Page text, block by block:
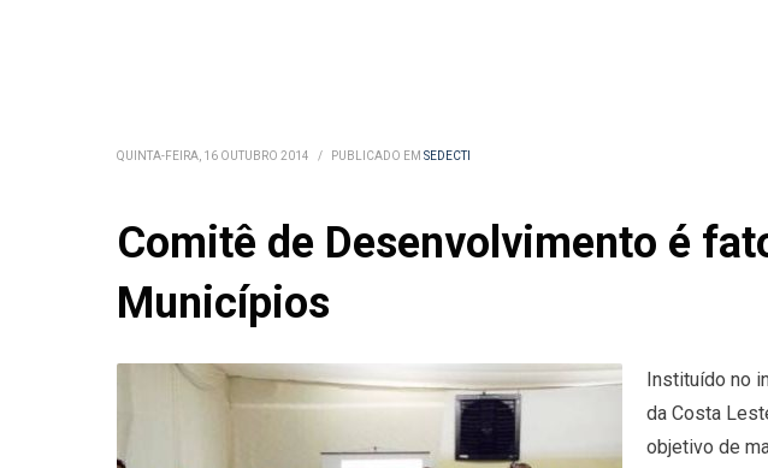
QUINTA-FEIRA, 16 OUTUBRO 2014 / PUBLICADO EM SEDECTI
Comitê de Desenvolvimento é
Municípios
Instituído no
da Costa
objetivo de